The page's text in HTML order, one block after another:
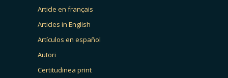
Article en français
Articles in English
Artículos en español
Autori
Certitudinea print